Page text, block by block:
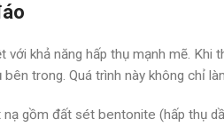
khả năng hấp thụ mạnh mẽ. Khi
trong. Quá trình này không chỉ
gồm đất sét bentonite (hấp thụ